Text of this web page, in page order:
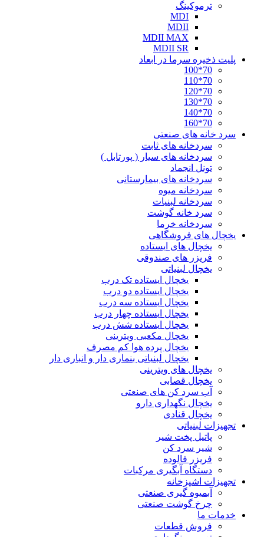
ترموکینگ
MDI
MDII
MDII MAX
MDII SR
پلیت ذخیره سرما در ابعاد
70*100
70*110
70*120
70*130
70*140
70*160
سرد خانه های صنعتی
سردخانه های ثابت
سردخانه های سیار ( پورتابل )
تونل انجماد
سردخانه های بیمارستانی
سردخانه میوه
سردخانه لبنیات
سرد خانه گوشت
سردخانه خرما
یخچال های فروشگاهی
یخچال های ایستاده
فریزر های صندوقی
یخچال لبنیاتی
یخچال ایستاده تک درب
یخچال ایستاده دو درب
یخچال ایستاده سه درب
یخچال ایستاده چهار درب
یخچال ایستاده شش درب
یخچال مکعبی ویترینی
یخچال پرده هوا کم مصرف
یخچال لبنیاتی بنماری دار و انباری دار
یخچال های ویترینی
یخچال قصابی
آب سرد کن های صنعتی
یخچال نگهداری دارو
یخچال قنادی
تجهیزات لبنیاتی
پاتیل پخت شیر
شیر سرد کن
فریزر فالوده
دستگاه آبگیری مرکبات
تجهیزات اشپزخانه
آبمیوه گیری صنعتی
چرخ گوشت صنعتی
خدمات ما
فروش قطعات